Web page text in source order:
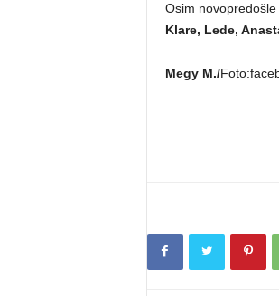
Osim novopredošle
Klare, Lede,
Megy M./